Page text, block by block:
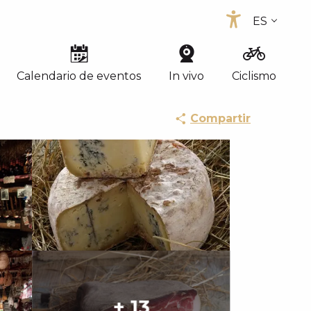
ES
FR
Calendario de eventos In vivo Ciclismo
Compartir